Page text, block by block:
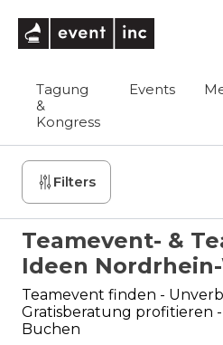
Tagung
&
Kongress
Events
Filters
Teamevent- &
Ideen
Teamevent finden -
Gratisberatung profitieren
Buchen